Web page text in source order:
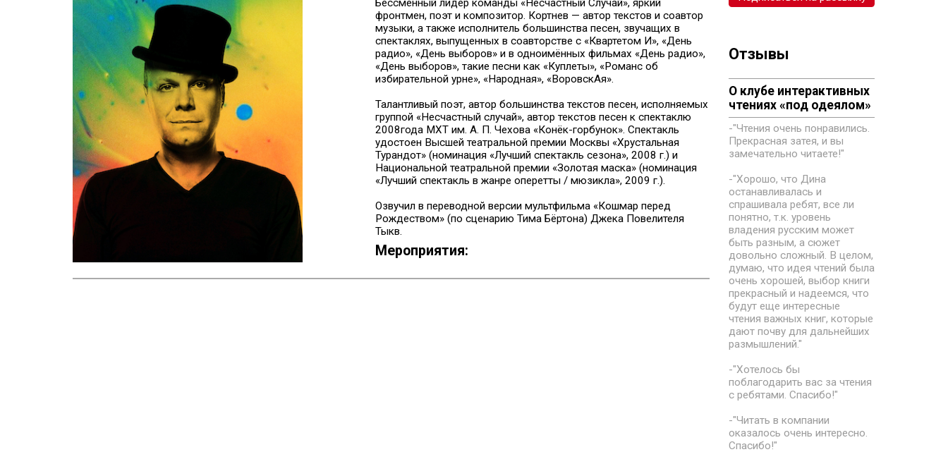
Бессменный лидер команды «Несчастный Случай», яркий
фронтмен, поэт и композитор. Кортнев — автор текстов и соавтор
музыки, а также исполнитель большинства песен, звучащих в
спектаклях, выпущенных в соавторстве с «Квартетом И», «День
радио», «День выборов» и в одноимённых фильмах «День радио»,
«День выборов», такие песни как «Куплеты», «Романс об
избирательной урне», «Народная», «ВоровскАя».
Талантливый поэт, автор большинства текстов песен, исполняемых
группой «Несчастный случай», автор текстов песен к спектаклю
2008года МХТ им. А. П. Чехова «Конёк-горбунок». Спектакль
удостоен Высшей театральной премии Москвы «Хрустальная
Турандот» (номинация «Лучший спектакль сезона», 2008 г.) и
Национальной театральной премии «Золотая маска» (номинация
«Лучший спектакль в жанре оперетты / мюзикла», 2009 г.).
Озвучил в переводной версии мультфильма «Кошмар перед
Рождеством» (по сценарию Тима Бёртона) Джека Повелителя
Тыкв.
Мероприятия:
Отзывы
О клубе интерактивных
чтениях «под одеялом»
-"Чтения очень понравились.
Прекрасная затея, и вы
замечательно читаете!"
-"Хорошо, что Дина
останавливалась и
спрашивала ребят, все ли
понятно, т.к. уровень
владения русским может
быть разным, а сюжет
довольно сложный. В целом,
думаю, что идея чтений была
очень хорошей, выбор книги
прекрасный и надеемся, что
будут еще интересные
чтения важных книг, которые
дают почву для дальнейших
размышлений."
-"Хотелось бы
поблагодарить вас за чтения
с ребятами. Спасибо!"
-"Читать в компании
оказалось очень интересно.
Спасибо!"